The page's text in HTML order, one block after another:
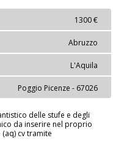
1300 €
Abruzzo
L'Aquila
Poggio Picenze - 67026
delle stufe e degli
da inserire nel proprio
cv tramite